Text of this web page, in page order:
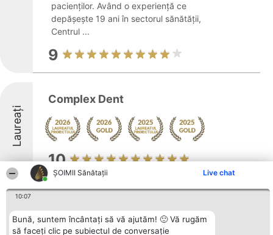
ŞOIMII Sănătații Live chat
10:07
Bună, suntem încântați să vă ajutăm! 🙂 Vă rugăm
să faceți clic pe subiectul de conversație
pacienților. Având o experiență ce
depășește 19 ani în sectorul sănătății,
Centrul ...
9
Laureați
Complex Dent
10